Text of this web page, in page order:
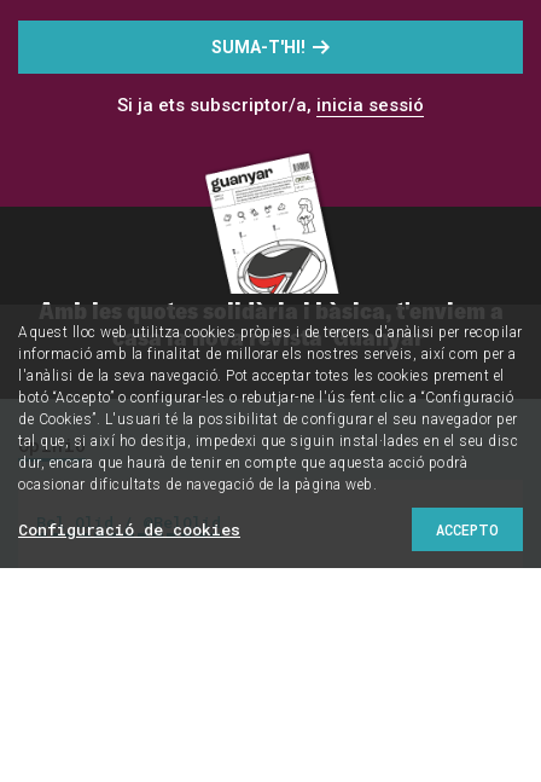
SUMA-T'HI!
Si ja ets subscriptor/a, inicia sessió
Amb les quotes solidària i bàsica, t'enviem a
casa la nova revista 'Guanyar'
Opinió
Bel Olid / @BelOlid
Un glop amargant
Aquest lloc web utilitza cookies pròpies i de tercers d'anàlisi per recopilar
informació amb la finalitat de millorar els nostres serveis, així com per a
l'anàlisi de la seva navegació. Pot acceptar totes les cookies prement el
botó “Accepto” o configurar-les o rebutjar-ne l'ús fent clic a “Configuració
de Cookies”. L'usuari té la possibilitat de configurar el seu navegador per
tal que, si així ho desitja, impedexi que siguin instal·lades en el seu disc
dur, encara que haurà de tenir en compte que aquesta acció podrà
ocasionar dificultats de navegació de la pàgina web.
ACCEPTO
Configuració de cookies